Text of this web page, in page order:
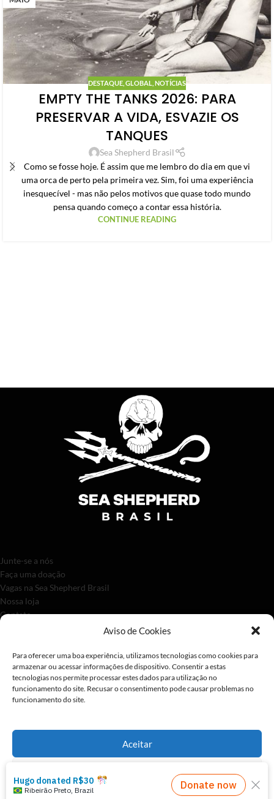
Aviso de Cookies
Para oferecer uma boa experiência, utilizamos tecnologias como cookies para
armazenar ou acessar informações de dispositivo. Consentir a estas
tecnologias nos permite processar estes dados para utilização no
funcionamento do site. Recusar o consentimento pode causar problemas no
funcionamento do site.
Aceitar
DESTAQUE GLOBAL NOTÍCIAS
EMPTY THE TANKS 2026: PARA
PRESERVAR A VIDA, ESVAZIE OS
TANQUES
Sea Shepherd Brasil
Como se fosse hoje. É assim que me lembro do dia em que vi
uma orca de perto pela primeira vez. Sim, foi uma experiência
inesquecível - mas não pelos motivos que quase todo mundo
pensa quando começo a contar essa história.
CONTINUE READING
2026 - Sea Shepherd Brasil | Políticas de Privacidade
Junte-se a nós
Faça uma doação
Vagas na Sea Shepherd Brasil
Nossa loja
Contato
A Sea Shepherd Brasil é um organismo com estatuto consultivo especial
junto da Comissão Econômica e Conselho Social da ONU desde 2023.